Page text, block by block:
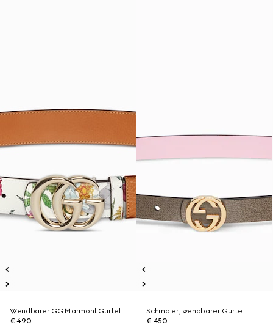
Wendbarer GG Marmont Gürtel
€ 490
Schmaler, wendbarer Gürtel
€ 450